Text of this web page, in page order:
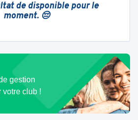
de disponible pour le
moment. 😔
gestion
votre club !